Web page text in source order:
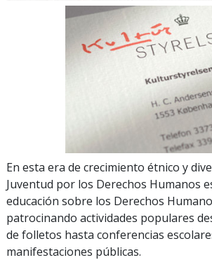
En esta era de crecimiento étnico y
Juventud por los Derechos Humanos
educación sobre los Derechos
patrocinando actividades populares
de folletos hasta conferencias
manifestaciones públicas.